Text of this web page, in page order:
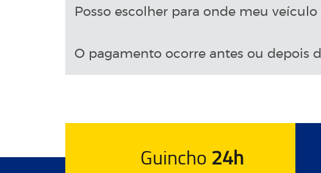
Posso escolher para onde meu veículo
O pagamento ocorre antes ou depois
Guincho 24h